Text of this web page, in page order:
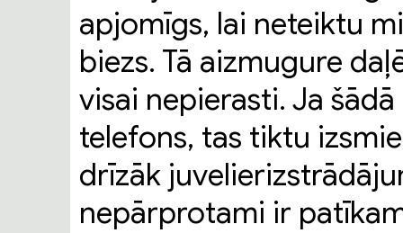
apjomīgs, lai neteiktu
biezs. Tā aizmugure
visai nepierasti. Ja
telefons, tas tiktu
drīzāk
nepārprotami ir